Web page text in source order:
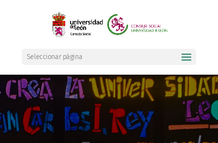
Seleccionar página